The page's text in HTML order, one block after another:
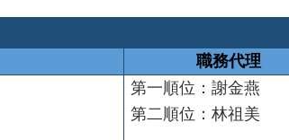
職務代理
第一順位：謝金燕
第二順位：林祖美